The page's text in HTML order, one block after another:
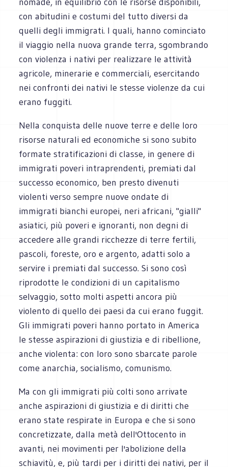
con abitudini e costumi del tutto diversi da
quelli degli immigrati. I quali, hanno cominciato
il viaggio nella nuova grande terra, sgombrando
con violenza i nativi per realizzare le attività
agricole, minerarie e commerciali, esercitando
nei confronti dei nativi le stesse violenze da cui
erano fuggiti.
Nella conquista delle nuove terre e delle loro
risorse naturali ed economiche si sono subito
formate stratificazioni di classe, in genere di
immigrati poveri intraprendenti, premiati dal
successo economico, ben presto divenuti
violenti verso sempre nuove ondate di
immigrati bianchi europei, neri africani, "gialli"
asiatici, più poveri e ignoranti, non degni di
accedere alle grandi ricchezze di terre fertili,
pascoli, foreste, oro e argento, adatti solo a
servire i premiati dal successo. Si sono così
riprodotte le condizioni di un capitalismo
selvaggio, sotto molti aspetti ancora più
violento di quello dei paesi da cui erano fuggit.
Gli immigrati poveri hanno portato in America
le stesse aspirazioni di giustizia e di ribellione,
anche violenta: con loro sono sbarcate parole
come anarchia, socialismo, comunismo.
Ma con gli immigrati più colti sono arrivate
anche aspirazioni di giustizia e di diritti che
erano state respirate in Europa e che si sono
concretizzate, dalla metà dell'Ottocento in
avanti, nei movimenti per l'abolizione della
schiavitù, e, più tardi per i diritti dei nativi, per il